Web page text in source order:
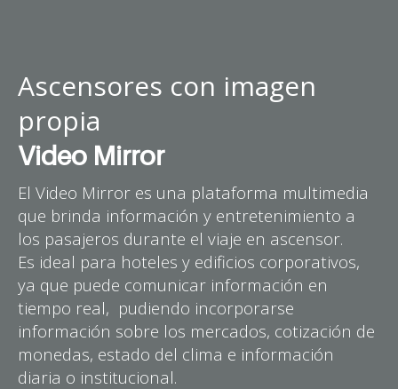
Ascensores con imagen
propia
Video Mirror
El Video Mirror es una plataforma multimedia
que brinda información y entretenimiento a
los pasajeros durante el viaje en ascensor.
Es ideal para hoteles y edificios corporativos,
ya que puede comunicar información en
tiempo real, pudiendo incorporarse
información sobre los mercados, cotización de
monedas, estado del clima e información
diaria o institucional.